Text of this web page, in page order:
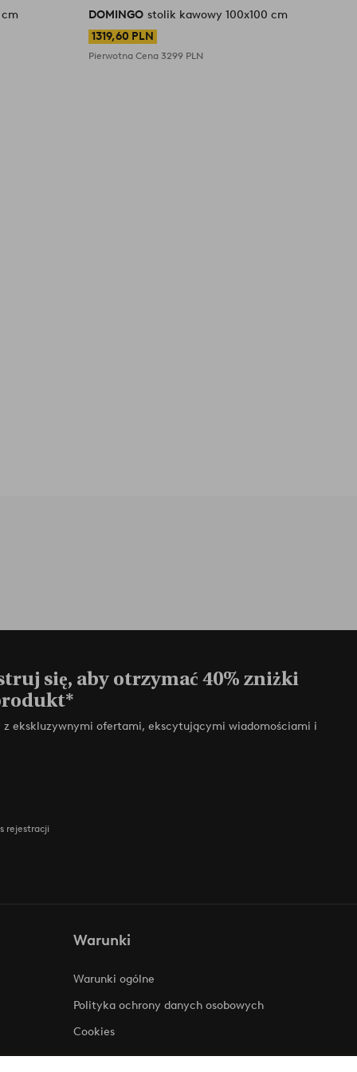
DOMINGO stolik kawowy 100x100 cm
1319,60 PLN
Pierwotna Cena3299 PLN
się, aby otrzymać 40% zniżki
z ekskluzywnymi ofertami, ekscytującymi wiadomościami i
rejestracji
Warunki
Warunki ogólne
Polityka ochrony danych osobowych
Cookies